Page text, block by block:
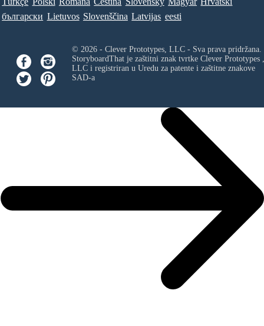
български Lietuvos Slovenščina Latvijas eesti
© 2026 - Clever Prototypes, LLC - Sva prava pridržana.
StoryboardThat je zaštitni znak tvrtke Clever Prototypes ,
LLCi registriran u Uredu za patente i zaštitne znakove
SAD-a